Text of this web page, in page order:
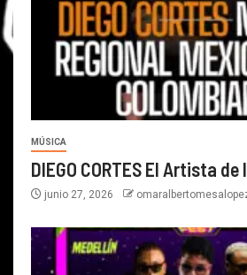
MÚSICA
DIEGO CORTES El Artista
junio 27, 2026